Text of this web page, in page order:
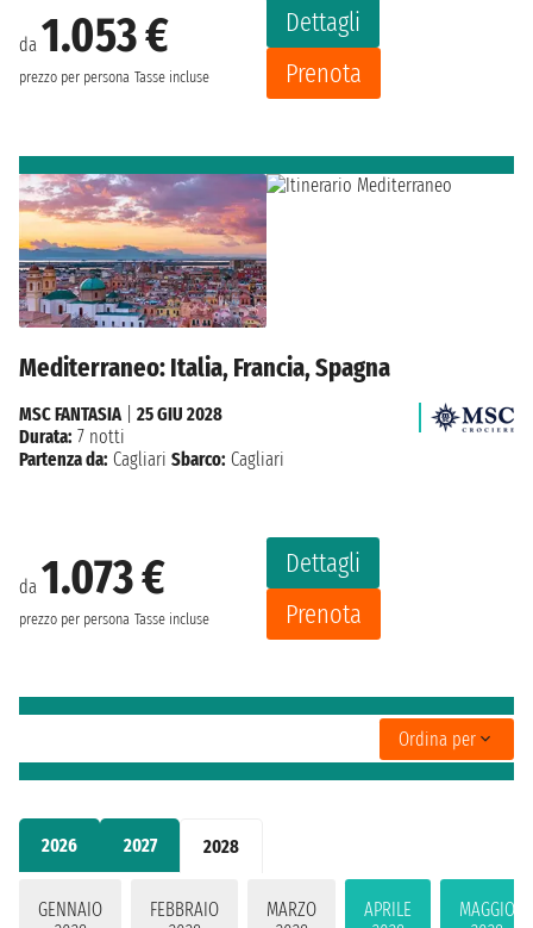
2026 2027 2028
GENNAIO
FEBBRAIO
MARZO
APRILE
MAGGIO
da 1.053 €
prezzo per persona Tasse incluse
Dettagli
Prenota
Mediterraneo: Italia, Francia, Spagna
da 1.073 €
prezzo per persona Tasse incluse
Dettagli
Prenota
MSC FANTASIA| 25 GIU 2028
Durata: 7 notti
Partenza da: Cagliari Sbarco: Cagliari
Ordina per